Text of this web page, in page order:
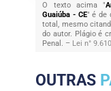
O texto acima "
Guaiúba - CE" é de
total, mesmo
do autor. Plágio é
Penal. – Lei n°
OUTRAS